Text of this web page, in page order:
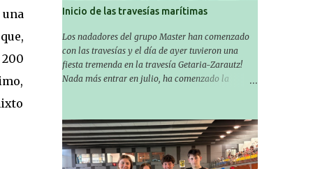
Inicio de las travesías marítimas
Los nadadores del grupo Master han comenzado
con las travesías y el día de ayer tuvieron una
fiesta tremenda en la travesía Getaria-Zarautz!
Nada más entrar en julio, ha comenzado la
Masters de nuestro equipo! En esta ocasión han
empezado a participar más tarde, pero ya han
estado en tres citas y están muy contentos,
esperando la fecha de su próxima cita. Para